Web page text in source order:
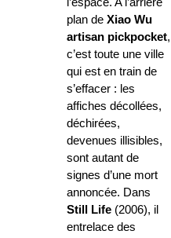
plan de Xiao Wu
artisan pickpocket,
c’est toute une ville
qui est en train de
s’effacer : les
affiches décollées,
déchirées,
devenues illisibles,
sont autant de
signes d’une mort
annoncée. Dans
Still Life (2006), il
entrelace des